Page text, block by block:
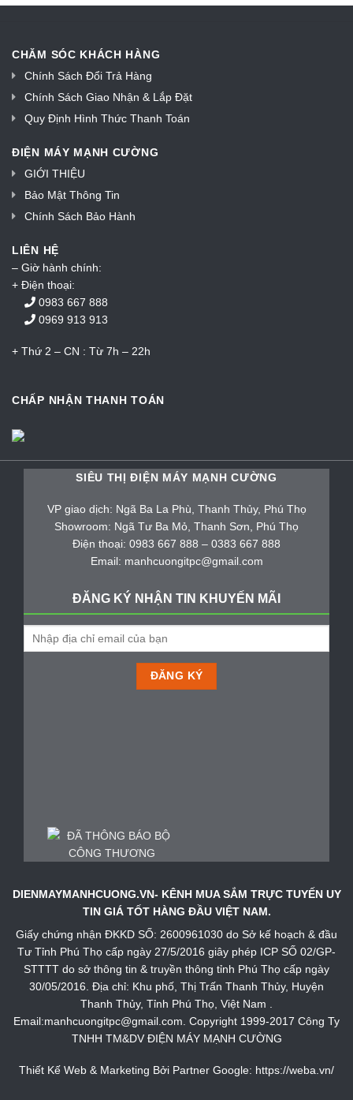
CHĂM SÓC KHÁCH HÀNG
Chính Sách Đổi Trả Hàng
Chính Sách Giao Nhận & Lắp Đặt
Quy Định Hình Thức Thanh Toán
ĐIỆN MÁY MẠNH CƯỜNG
GIỚI THIỆU
Bảo Mật Thông Tin
Chính Sách Bảo Hành
LIÊN HỆ
– Giờ hành chính:
+ Điện thoại:
0983 667 888
0969 913 913
+ Thứ 2 – CN : Từ 7h – 22h
CHẤP NHẬN THANH TOÁN
SIÊU THỊ ĐIỆN MÁY MẠNH CƯỜNG
VP giao dịch: Ngã Ba La Phù, Thanh Thủy, Phú Thọ
Showroom: Ngã Tư Ba Mỏ, Thanh Sơn, Phú Thọ
Điện thoại: 0983 667 888 – 0383 667 888
Email: manhcuongitpc@gmail.com
ĐĂNG KÝ NHẬN TIN KHUYẾN MÃI
DIENMAYMANHCUONG.VN- KÊNH MUA SẮM TRỰC TUYẾN UY
TIN GIÁ TỐT HÀNG ĐẦU VIỆT NAM.
Giấy chứng nhận ĐKKD SỐ: 2600961030 do Sở kế hoạch & đầu
Tư Tỉnh Phú Thọ cấp ngày 27/5/2016 giây phép ICP SỐ 02/GP-
STTTT do sở thông tin & truyền thông tỉnh Phú Thọ cấp ngày
30/05/2016. Địa chỉ: Khu phố, Thị Trấn Thanh Thủy, Huyện
Thanh Thủy, Tỉnh Phú Thọ, Việt Nam .
Email:manhcuongitpc@gmail.com. Copyright 1999-2017 Công Ty
TNHH TM&DV ĐIỆN MÁY MẠNH CƯỜNG
Thiết Kế Web & Marketing Bởi Partner Google: https://weba.vn/